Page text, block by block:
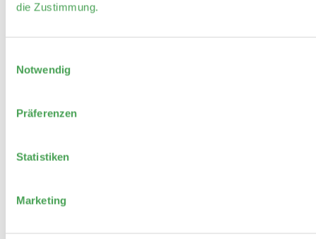
die Zustimmung.
Notwendig
Präferenzen
Statistiken
Marketing